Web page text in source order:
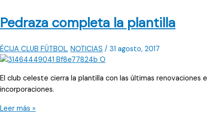
Pedraza completa la plantilla
ÉCIJA CLUB FÚTBOL, NOTICIAS / 31 agosto, 2017
El club celeste cierra la plantilla con las últimas renovaciones e
incorporaciones.
Pedraza
Leer más »